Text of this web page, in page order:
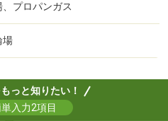
、プロパンガス
場
っと知りたい！
入力2項目